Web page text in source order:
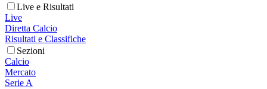
Live e Risultati
Live
Diretta Calcio
Risultati e Classifiche
Sezioni
Calcio
Mercato
Serie A